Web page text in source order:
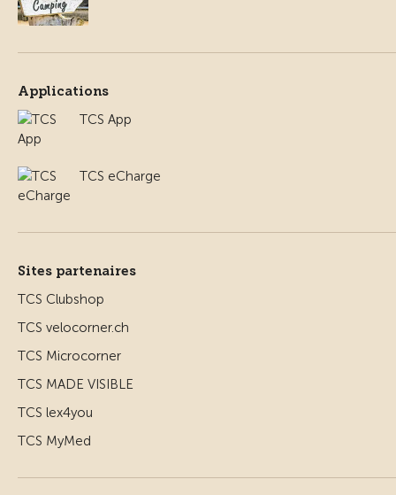
Applications
TCS App
TCS eCharge
Sites partenaires
TCS Clubshop
TCS velocorner.ch
TCS Microcorner
TCS MADE VISIBLE
TCS lex4you
TCS MyMed